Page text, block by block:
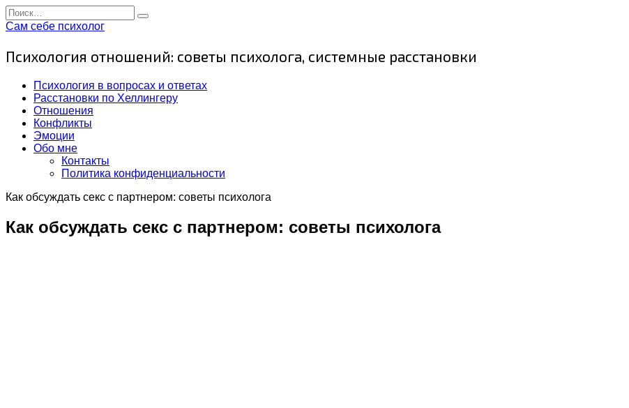
Перейти
к
Search
for:
Сам себе психолог
Психология отношений: советы психолога, системные расстановки
Психология в вопросах и ответах
Расстановки по Хеллингеру
Отношения
Конфликты
Эмоции
Обо мне
Контакты
Политика конфиденциальности
Как обсуждать секс с партнером: советы психолога
Как обсуждать секс с партнером: советы психолога